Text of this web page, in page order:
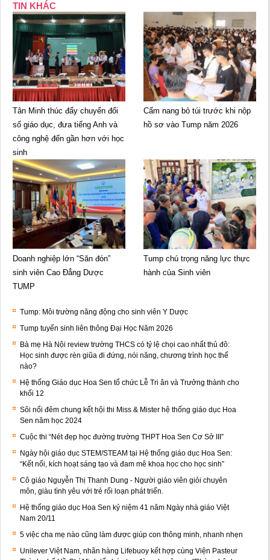
TIN KHÁC
Tân Minh thúc đẩy chuyển đổi
số giáo dục, đưa tiếng Anh và
công nghệ đến gần hơn với học
sinh
Cẩm nang bỏ túi trước khi nộp
hồ sơ vào Tump năm 2026
Doanh nghiệp lớn “Săn đón”
sinh viên Cao Đẳng Dược
TUMP
Tump chú trọng năng lực thực
hành của Sinh viên
Tump: Môi trường năng động cho sinh viên Y Dược
Tump tuyển sinh liên thông Đại Học Năm 2026
Bà mẹ Hà Nội review trường THCS có tỷ lệ chọi cao nhất thủ đô:
Học sinh được rèn giũa đi đứng, nói năng, chương trình học thế
nào?
Hệ thống Giáo dục Hoa Sen tổ chức Lễ Tri ân và Trưởng thành cho
khối 12
Sôi nổi đêm chung kết hội thi Miss & Mister hệ thống giáo dục Hoa
Sen năm học 2024
Cuộc thi “Nét đẹp học đường trường THPT Hoa Sen Cơ Sở III”
Ngày hội giáo dục STEM/STEAM tại Hệ thống giáo dục Hoa Sen:
“Kết nối, kích hoạt sáng tạo và đam mê khoa học cho học sinh”
Cô giáo Nguyễn Thị Thanh Dung - Người giáo viên giỏi chuyên
môn, giàu tình yêu với trẻ rối loạn phát triển.
Hệ thống giáo dục Hoa Sen kỷ niệm 41 năm Ngày nhà giáo Việt
Nam 20/11
5 việc cha mẹ nào cũng làm được giúp con thông minh, nhanh nhẹn
Unilever Việt Nam, nhãn hàng Lifebuoy kết hợp cùng Viện Pasteur